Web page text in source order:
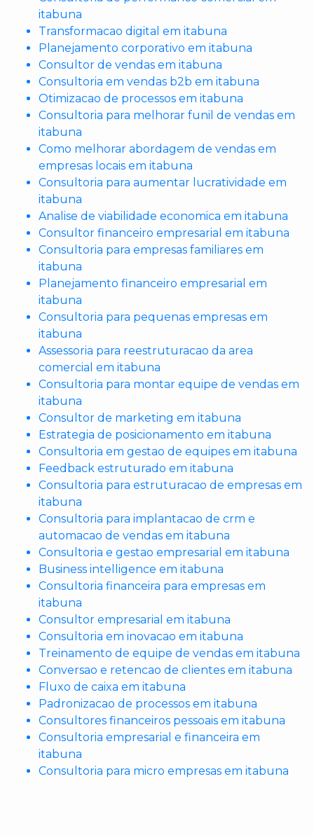
itabuna
Transformacao digital em itabuna
Planejamento corporativo em itabuna
Consultor de vendas em itabuna
Consultoria em vendas b2b em itabuna
Otimizacao de processos em itabuna
Consultoria para melhorar funil de vendas em
itabuna
Como melhorar abordagem de vendas em
empresas locais em itabuna
Consultoria para aumentar lucratividade em
itabuna
Analise de viabilidade economica em itabuna
Consultor financeiro empresarial em itabuna
Consultoria para empresas familiares em
itabuna
Planejamento financeiro empresarial em
itabuna
Consultoria para pequenas empresas em
itabuna
Assessoria para reestruturacao da area
comercial em itabuna
Consultoria para montar equipe de vendas em
itabuna
Consultor de marketing em itabuna
Estrategia de posicionamento em itabuna
Consultoria em gestao de equipes em itabuna
Feedback estruturado em itabuna
Consultoria para estruturacao de empresas em
itabuna
Consultoria para implantacao de crm e
automacao de vendas em itabuna
Consultoria e gestao empresarial em itabuna
Business intelligence em itabuna
Consultoria financeira para empresas em
itabuna
Consultor empresarial em itabuna
Consultoria em inovacao em itabuna
Treinamento de equipe de vendas em itabuna
Conversao e retencao de clientes em itabuna
Fluxo de caixa em itabuna
Padronizacao de processos em itabuna
Consultores financeiros pessoais em itabuna
Consultoria empresarial e financeira em
itabuna
Consultoria para micro empresas em itabuna